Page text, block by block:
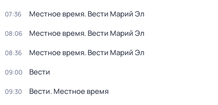
07:36 Местное время. Вести Марий Эл
08:06 Местное время. Вести Марий Эл
08:36 Местное время. Вести Марий Эл
09:00 Вести
09:30 Вести. Местное время